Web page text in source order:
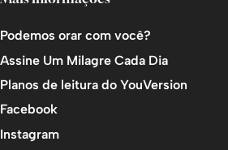
Podemos orar com você?
Assine Um Milagre Cada Dia
Planos de leitura do YouVersion
Facebook
Instagram